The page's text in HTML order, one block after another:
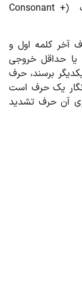
اتصال دو کلمه به یکدیگر: صامت + صامت (Consonant +
کلمه اول و
خروجی
برسند، حرف
یک حرف است
حرف تشدید